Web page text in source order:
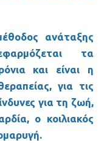
ανάταξης
τα
και είναι η
για τις
για τη ζωή,
ο κοιλιακός